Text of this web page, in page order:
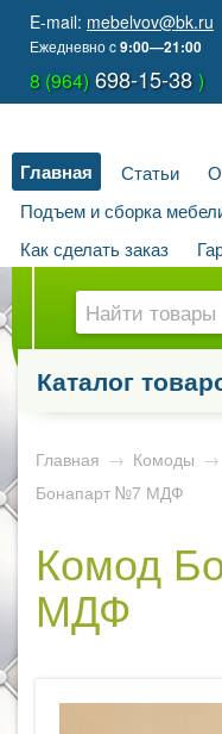
E-mail: mebelvov@bk.ru
Ежедневноc9:00—21:00
8 (964) 698-15-38)
Главная Статьи
Подъем и сборка
Как сделать заказ
Каталог
Главная → Комоды →
Бонапарт №7 МДФ
Комод
МДФ